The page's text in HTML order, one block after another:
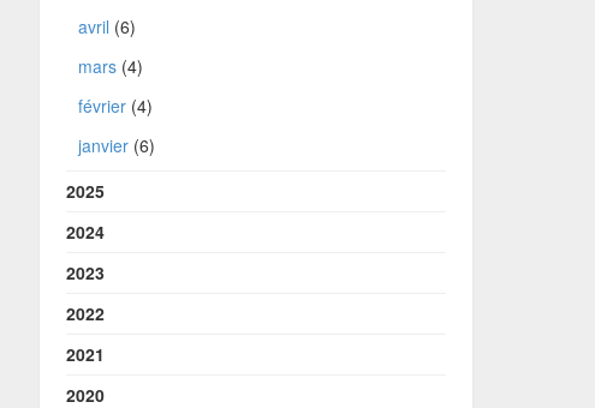
avril (6)
mars(4)
février(4)
janvier(6)
2025
2024
2023
2022
2021
2020